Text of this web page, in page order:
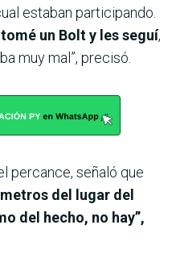
estaban participando.
un Bolt y les seguí,
muy mal”, precisó.
percance, señaló que
del lugar del
del hecho, no hay”,